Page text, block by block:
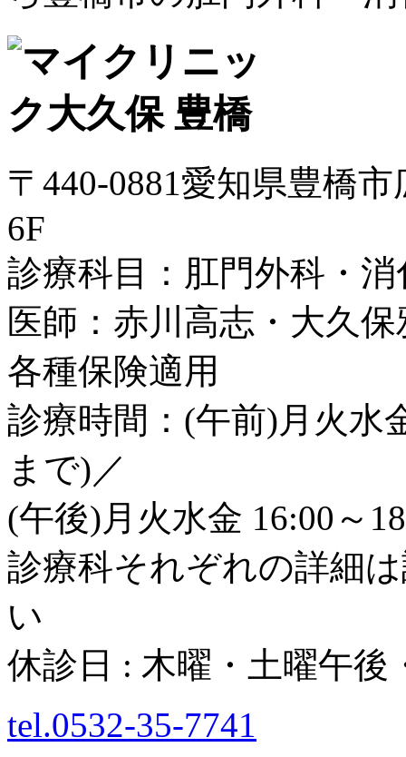
〒440-0881愛知県豊橋
6F
診療科目：肛門外科・
医師：赤川高志・大久保
各種保険適用
診療時間：(午前)月火水
まで)／
(午後)月火水金 16:00～
診療科それぞれの詳細
い
休診日 : 木曜・土曜午後
tel.0532-35-7741